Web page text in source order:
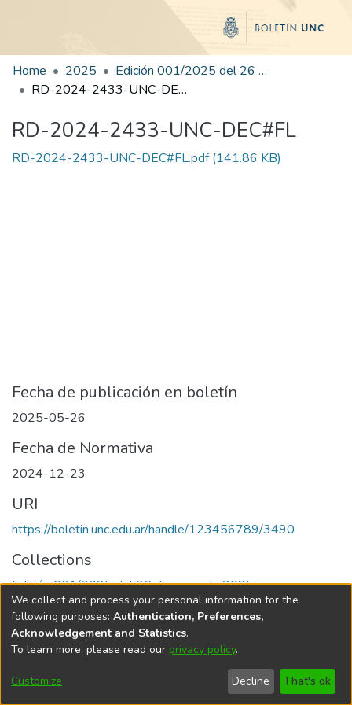
Home 2025
Edición 001/2025 del 26 de mayo de 2025
RD-2024-2433-UNC-DEC#FL
RD-2024-2433-UNC-DEC#FL
RD-2024-2433-UNC-DEC#FL.pdf(141.86 KB)
Fecha de publicación en boletín
2025-05-26
Fecha de Normativa
2024-12-23
URI
https://boletin.unc.edu.ar/handle/123456789/3490
Collections
Edición 001/2025 del 26 de mayo de 2025
Universidad Nacional de Córdoba
We collect and process your personal information for the
following purposes: Authentication, Preferences,
Acknowledgement and Statistics.
To learn more, please read our privacy policy.
Customize Decline That's ok